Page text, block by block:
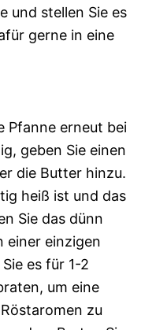
und stellen Sie es
gerne in eine
Pfanne erneut bei
geben Sie einen
die Butter hinzu.
heiß ist und das
Sie das dünn
einer einzigen
es für 1-2
um eine
zu